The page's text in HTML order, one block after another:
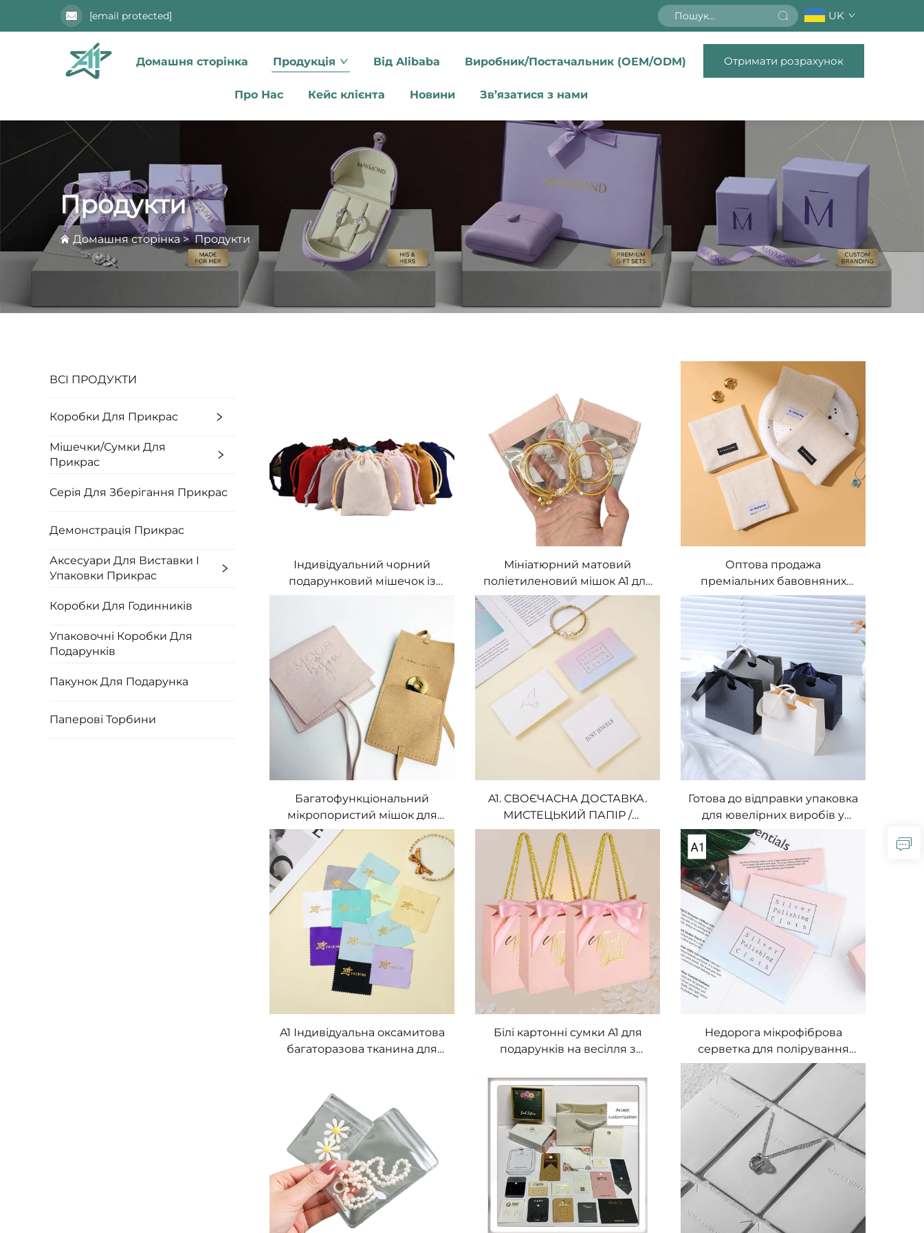
[email protected] UK
Домашня сторінка Продукція Від Alibaba Виробник/Постачальник (OEM/ODM)
Про Нас Кейс клієнта Новини Зв’язатися з нами
Отримати розрахунок
Продукти
Домашня сторінка >Продукти
ВСІ ПРОДУКТИ
Коробки Для Прикрас
Мішечки/Сумки Для
Прикрас
Серія Для Зберігання Прикрас
Демонстрація Прикрас
Аксесуари Для Виставки І
Упаковки Прикрас
Коробки Для Годинників
Упаковочні Коробки Для
Подарунків
Пакунок Для Подарунка
Паперові Торбини
Індивідуальний чорний
подарунковий мішечок із
прикрас, бархатні мішечки
для прикрас із логотипом
Мініатюрний матовий
поліетиленовий мішок A1 для
прикрас із індивідуальним
логотипом, на блискавці, з
ТПУ/ЕВА/ПВХ-матеріалу для
упаковки й зберігання
прикрас
Оптова продажа
преміальних бавовняних
мішечків для зберігання
ювелірних виробів з
клапаном бренду A1 із
індивідуальним логотипом
для подарунків та упаковки
Багатофункціональний
мікропористий мішок для
прикрас із можливістю
нанесення індивідуального
логотипу, упаковка для
прикрас, мішок для прикрас
із коробкою
A1. СВОЄЧАСНА ДОСТАВКА.
МИСТЕЦЬКИЙ ПАПІР /
КАРТОН. ЮВЕЛІРНА
КОРОБКА З ДІАМАНТОВИМ
ОПТИЧНИМ
ПОЛІРУВАЛЬНИМ
ПОЛОТЕНЦЕМ З
ІНДИВІДУАЛЬНИМ
РОЗМІРОМ ТА ЛОГОТИПОМ.
Готова до відправки упаковка
для ювелірних виробів у
комплекті з безплечевою
сумкою для зберігання,
паперовий пакет,
однотонний універсальний
пакет із стрічкою, легкий
люкс-подарунковий пакет
A1 Індивідуальна оксамитова
багаторазова тканина для
з індивідуальним логотипом
та варіантами тиснення/
протитиснення
Білі картонні сумки A1 для
подарунків на весілля з
тисненням та ламінуванням,
з індивідуальним логотипом,
екологічно чисті,
багаторазового
використання
Недорога мікрофіброва
серветка для полірування
золотих і срібних ювелірних
виробів із індивідуальним
логотипом